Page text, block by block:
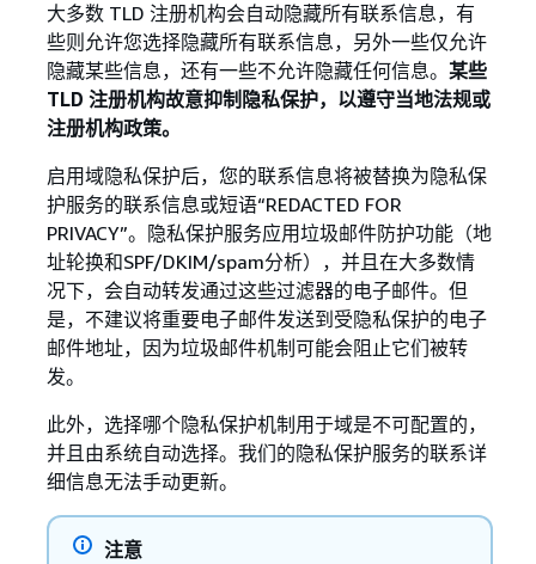
大多数 TLD 注册机构会自动隐藏所有联系信息，有
些则允许您选择隐藏所有联系信息，另外一些仅允许
隐藏某些信息，还有一些不允许隐藏任何信息。 某些
TLD 注册机构故意抑制隐私保护，以遵守当地法规或
注册机构政策。
启用域隐私保护后，您的联系信息将被替换为隐私保
护服务的联系信息或短语“REDACTED FOR
PRIVACY”。隐私保护服务应用垃圾邮件防护功能（地
址轮换和SPF/DKIM/spam分析），并且在大多数情
况下，会自动转发通过这些过滤器的电子邮件。但
是，不建议将重要电子邮件发送到受隐私保护的电子
邮件地址，因为垃圾邮件机制可能会阻止它们被转
发。
此外，选择哪个隐私保护机制用于域是不可配置的，
并且由系统自动选择。我们的隐私保护服务的联系详
细信息无法手动更新。
注意